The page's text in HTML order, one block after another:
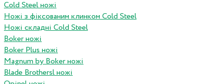
Cold Steel ножі
Ножі з фіксованим клинком Cold Steel
Ножі складні Cold Steel
Boker ножі
Boker Plus ножі
Magnum by Boker ножі
Blade Brothersl ножі